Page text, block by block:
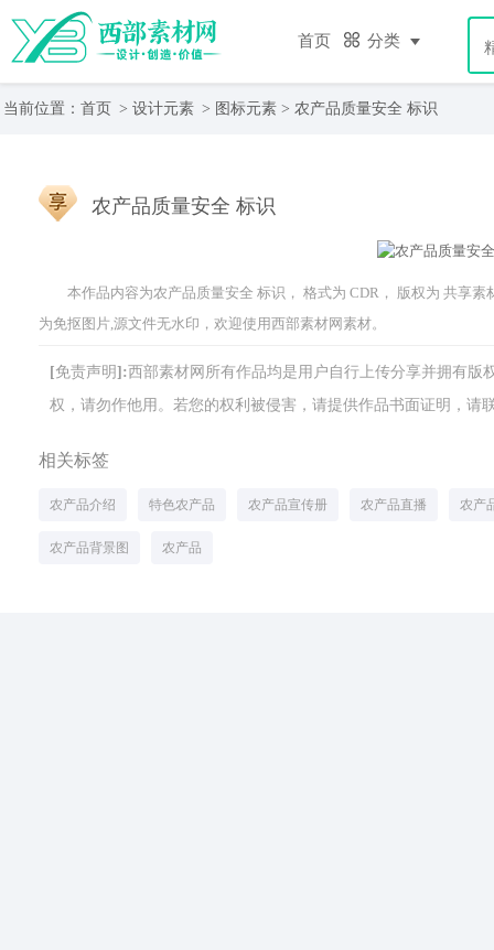
首页 分类
当前位置： 首页 > 设计元素 > 图标元素 > 农产品质量安全 标识
农产品质量安全 标识
本作品内容为农产品质量安全 标识， 格式为 CDR， 版权为 共享
为免抠图片,源文件无水印，欢迎使用西部素材网素材。
[免责声明]:西部素材网所有作品均是用户自行上传分享并拥有
权，请勿作他用。若您的权利被侵害，请提供作品书面证明，请
相关标签
农产品介绍 特色农产品 农产品宣传册 农产品直播 农产
农产品背景图 农产品